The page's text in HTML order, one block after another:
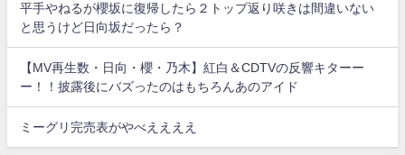
平手やねるが櫻坂に復帰したら２トップ返り咲きは間違いない
と思うけど日向坂だったら？
【MV再生数・日向・櫻・乃木】紅白＆CDTVの反響キターー
ー！！披露後にバズったのはもちろんあのアイド
ミーグリ完売表がやべええええ